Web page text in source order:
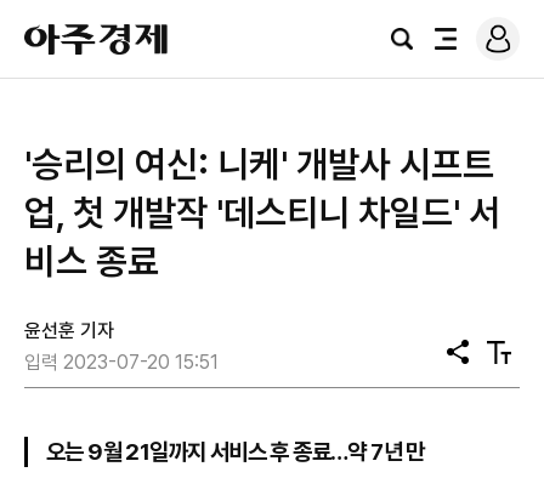
아
주
경
검
전
로
그
'승리의 여신: 니케' 개발사 시프트
업, 첫 개발작 '데스티니 차일드' 서
비스 종료
윤선훈 기자
입력 2023-07-20 15:51
공
유
텍
스
오는 9월 21일까지 서비스 후 종료…약 7년 만